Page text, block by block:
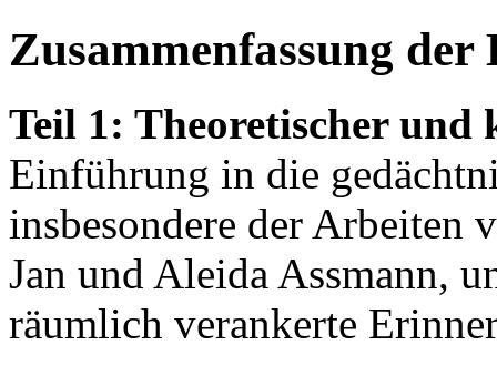
Zusammenfassung der
Teil 1: Theoretischer und
Einführung in die
insbesondere der Arbeiten
Jan und Aleida Assmann,
räumlich verankerte